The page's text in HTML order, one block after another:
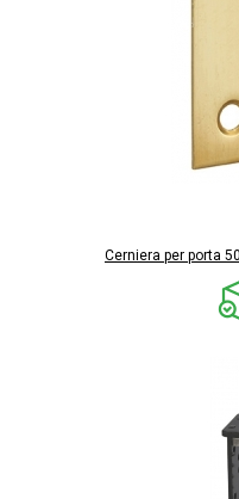
Cerniera per porta